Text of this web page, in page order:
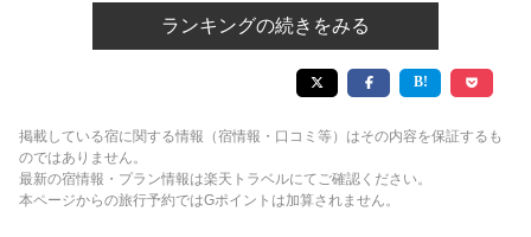
ランキングの続きをみる
掲載している宿に関する情報（宿情報・口コミ等）はその内容を保証するも
のではありません。
最新の宿情報・プラン情報は楽天トラベルにてご確認ください。
本ページからの旅行予約ではGポイントは加算されません。